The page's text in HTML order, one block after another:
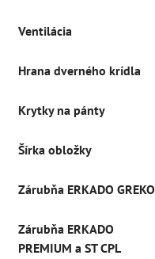
Ventilácia
Hrana dverného krídla
Krytky na pánty
Šírka obložky
Zárubňa ERKADO GREKO
Zárubňa ERKADO
PREMIUM a ST CPL